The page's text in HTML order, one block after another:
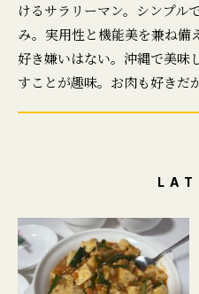
けるサラリーマン。シンプル
み。実用性と機能美を兼ね備
好き嫌いはない。沖縄で美味
すことが趣味。お肉も好きだ